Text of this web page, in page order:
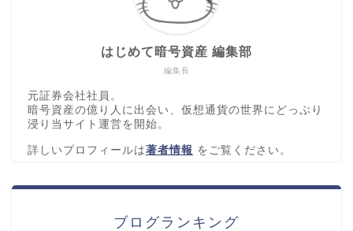
編集長
はじめて暗号資産 編集部
元証券会社社員。
暗号資産の億り人に出会い、仮想通貨の世界にどっぷり
浸り当サイト運営を開始。
詳しいプロフィールは著者情報 をご覧ください。
ブログランキング